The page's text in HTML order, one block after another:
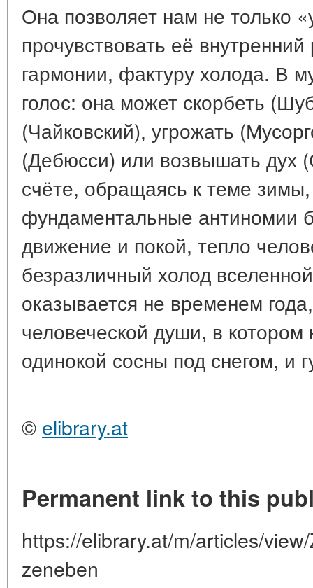
Она позволяет нам не только
прочувствовать её
гармонии, фактуру холода. В
голос: она может скорбеть
(Чайковский), угрожать
(Дебюсси) или возвышать дух
счёте, обращаясь к теме
фундаментальные антиномии
движение и покой, тепло
безразличный холод
оказывается не временем
человеческой души, в котором
одинокой сосны под снегом, и
© elibrary.at
Permanent link to this
https://elibrary.at/m/articles/
zeneben